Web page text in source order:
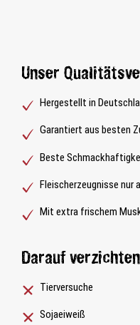
Unser
Hergestellt in
Garantiert aus besten
Beste
Fleischerzeugnisse nur
Mit extra frischem
Darauf
Tierversuche
Sojaeiweiß